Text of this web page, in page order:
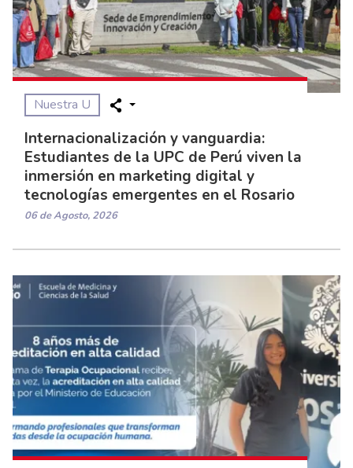
Nuestra U
Internacionalización y vanguardia:
Estudiantes de la UPC de Perú viven la
inmersión en marketing digital y
tecnologías emergentes en el Rosario
06 de Agosto, 2026